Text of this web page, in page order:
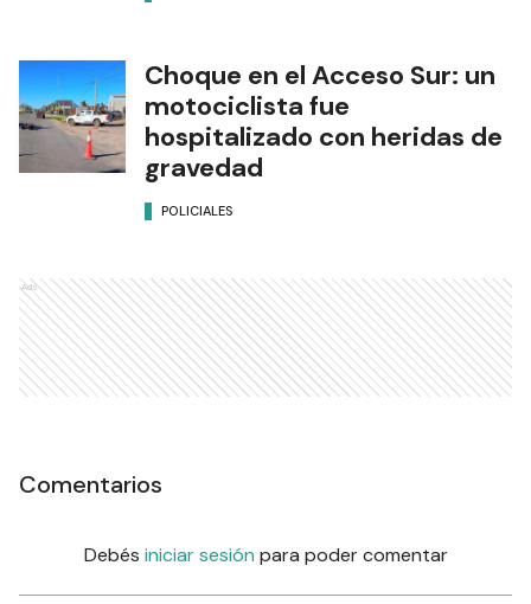
Choque en el Acceso Sur: un
motociclista fue
hospitalizado con heridas de
gravedad
POLICIALES
Ads
Comentarios
Debés iniciar sesión para poder comentar